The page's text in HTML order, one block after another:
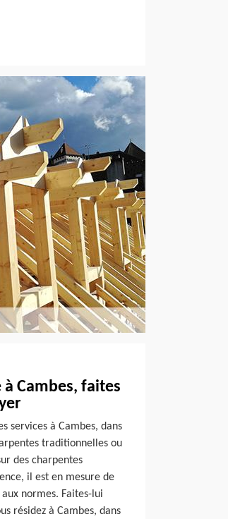
Cambes, faites
services à Cambes, dans
traditionnelles ou
des charpentes
il est en mesure de
normes. Faites-lui
résidez à Cambes, dans